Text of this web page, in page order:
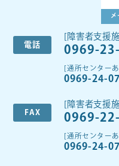
メ
電話
[障害者支援
0969-
[通所センター
0969-24-
FAX
[障害者支援
0969-
[通所センター
0969-24-